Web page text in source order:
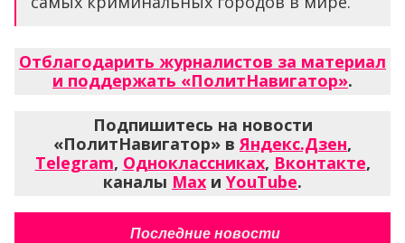
Отблагодарить журналистов за материал
и поддержать «ПолитНавигатор».
Подпишитесь на новости
«ПолитНавигатор» в Яндекс.Дзен,
Telegram, Одноклассниках, Вконтакте,
каналы Max и YouTube.
Последние новости